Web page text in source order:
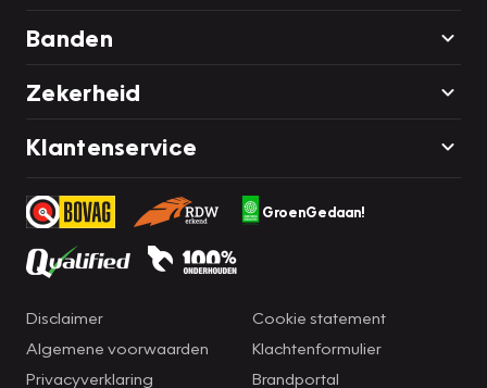
Banden
Zekerheid
Klantenservice
GroenGedaan!
Disclaimer
Algemene voorwaarden
Privacyverklaring
Cookie statement
Klachtenformulier
Brandportal